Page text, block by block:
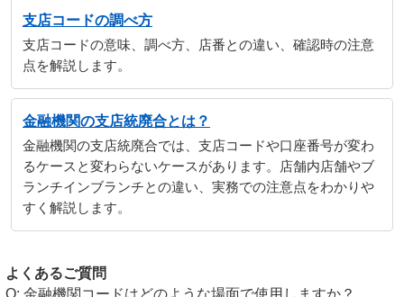
支店コードの調べ方
支店コードの意味、調べ方、店番との違い、確認時の注意
点を解説します。
金融機関の支店統廃合とは？
金融機関の支店統廃合では、支店コードや口座番号が変わ
るケースと変わらないケースがあります。店舗内店舗やブ
ランチインブランチとの違い、実務での注意点をわかりや
すく解説します。
よくあるご質問
金融機関コードはどのような場面で使用しますか？